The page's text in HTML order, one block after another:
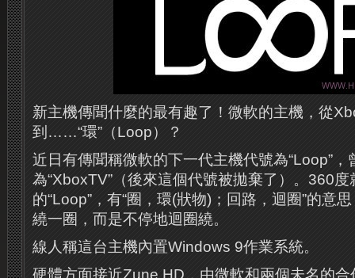
新主機傳聞什麼的最有趣了！微軟的主機，從
到……“環”（Loop）？
近日有傳聞稱微軟的下一代主機代號為“Loop”，
為“XboxTV”（後來這個代號被拋棄了）。360
的“Loop”，有“圈，環(狀物)；回路，迴圈”的意
繞一圈，而是不停地迴圈繞。
線人稱這台主機內置Windows 9作業系統。
硬體方面接近Zune HD，由微軟和兩個未名的